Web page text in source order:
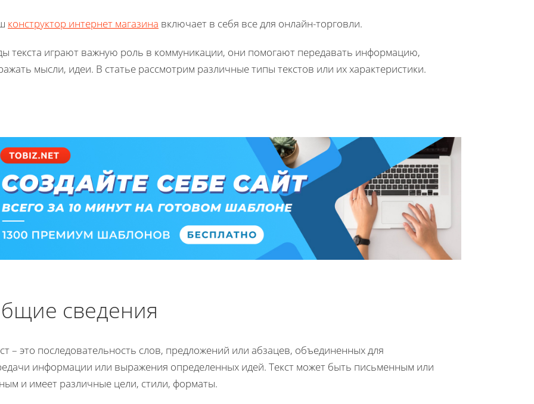
конструктор интернет магазина включает в себя все для онлайн-торговли.
текста играют важную роль в коммуникации, они помогают передавать информацию,
мысли, идеи. В статье рассмотрим различные типы текстов или их характеристики.
сведения
– это последовательность слов, предложений или абзацев, объединенных для
информации или выражения определенных идей. Текст может быть письменным или
и имеет различные цели, стили, форматы.